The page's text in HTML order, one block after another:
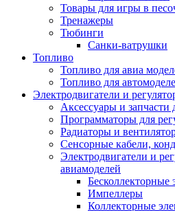
Товары для игры в
Тренажеры
Тюбинги
Санки-ватрушки
Топливо
Топливо для авиа
Топливо для
Электродвигатели и
Аксессуары и запчасти
Программаторы для
Радиаторы и
Сенсорные кабели,
Электродвигатели и
авиамоделей
Бесколлекторные
Импеллеры
Коллекторные